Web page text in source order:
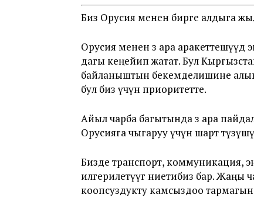
Биз Орусия менен бирге алдыга
Орусия менен өз ара
дагы кеңейип жатат. Бул
байланыштын бекемделишине
бул биз үчүн приоритетте.
Айыл чарба багытында өз ара
Орусияга чыгаруу үчүн шарт
Бизде транспорт, коммуникация,
илгерилетүүгө ниетибиз бар.
коопсуздукту камсыздоо